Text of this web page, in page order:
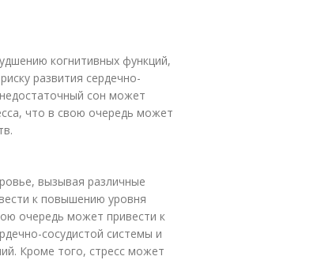
когнитивных функций,
развития сердечно-
сон может
что в свою очередь может
вызывая различные
к повышению уровня
очередь может привести к
сосудистой системы и
Кроме того, стресс может